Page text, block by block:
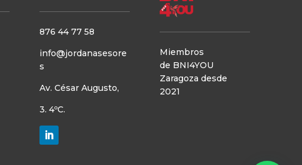
876 44 77 58
info@jordanasesore
s
Av. César Augusto,
3. 4ºC.
Miembros
de BNI4YOU
Zaragoza desde
2021